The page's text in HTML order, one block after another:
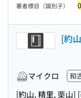
著者標目（識別子）
[約
マイクロ 和
[約山, 精里, 栗山]